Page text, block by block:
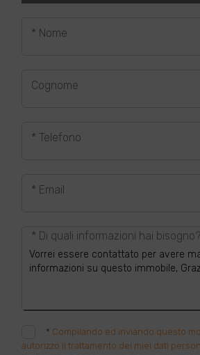
* Nome
Cognome
* Telefono
* Email
* Di quali informazioni hai bisogno?
* Compilando ed inviando questo
autorizzo il trattamento dei miei dati